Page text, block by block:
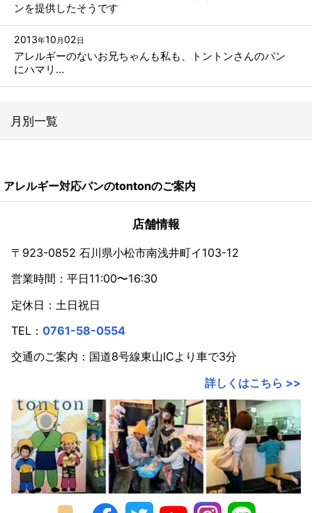
ンを提供したそうです
2013年10 月02日
アレルギーのないお兄ちゃんも私も、トントンさんのパン
にハマリ…
月別一覧
2024年
2022年
2021年
2020年
2019年
2018年
2016年
2015年
2014年
アレルギー対応パンのtontonのご案内
店舗情報
〒923-0852 石川県小松市南浅井町イ103-12
営業時間：平日11:00〜16:30
定休日：土日祝日
TEL： 0761-58-0554
交通のご案内：国道8号線東山ICより車で3分
詳しくはこちら >>